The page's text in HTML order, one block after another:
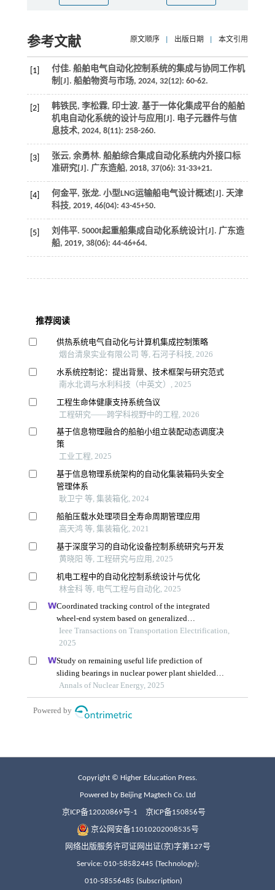
参考文献 原文顺序 出版日期 本文引用
[1]
付佳. 船舶电气自动化控制系统的集成与协同工作机
制[J]. 船舶物资与市场, 2024, 32(12): 60-62.
[2]
韩铁民, 李松霖, 印士波. 基于一体化集成平台的船舶
机电自动化系统的设计与应用[J]. 电子元器件与信
息技术, 2024, 8(11): 258-260.
[3]
张云, 余勇林. 船舶综合集成自动化系统内外接口标
准研究[J]. 广东造船, 2018, 37(06): 31-33+21.
[4] 何金平, 张龙. 小型LNG运输船电气设计概述[J]. 天津
科技, 2019, 46(04): 43-45+50.
[5] 刘伟平. 5000t起重船集成自动化系统设计[J]. 广东造
船, 2019, 38(06): 44-46+64.
Copyright © Higher Education Press.
Powered by Beijing Magtech Co. Ltd
京ICP备12020869号-1 京ICP备150856号
京公网安备11010202008535号
网络出版服务许可证网出证(京)字第127号
Service: 010-58582445 (Technology);
010-58556485 (Subscription)